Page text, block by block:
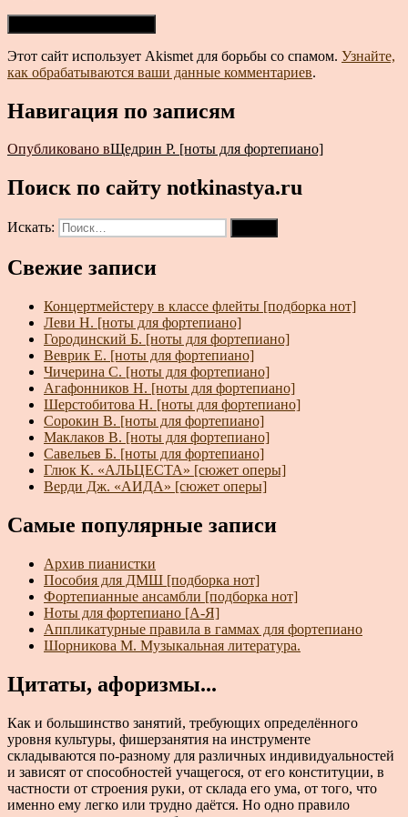
Этот сайт использует Akismet для борьбы со спамом. Узнайте,
как обрабатываются ваши данные комментариев.
Навигация по записям
Опубликовано вЩедрин Р. [ноты для фортепиано]
Поиск по сайту notkinastya.ru
Искать:
Свежие записи
Концертмейстеру в классе флейты [подборка нот]
Леви Н. [ноты для фортепиано]
Городинский Б. [ноты для фортепиано]
Веврик Е. [ноты для фортепиано]
Чичерина С. [ноты для фортепиано]
Агафонников Н. [ноты для фортепиано]
Шерстобитова Н. [ноты для фортепиано]
Сорокин В. [ноты для фортепиано]
Маклаков В. [ноты для фортепиано]
Савельев Б. [ноты для фортепиано]
Глюк К. «АЛЬЦЕСТА» [сюжет оперы]
Верди Дж. «АИДА» [сюжет оперы]
Самые популярные записи
Архив пианистки
Пособия для ДМШ [подборка нот]
Фортепианные ансамбли [подборка нот]
Ноты для фортепиано [А-Я]
Аппликатурные правила в гаммах для фортепиано
Шорникова М. Музыкальная литература.
Цитаты, афоризмы...
Как и большинство занятий, требующих определённого
уровня культуры, фишерзанятия на инструменте
складываются по-разному для различных индивидуальностей
и зависят от способностей учащегося, от его конституции, в
частности от строения руки, от склада его ума, от того, что
именно ему легко или трудно даётся. Но одно правило